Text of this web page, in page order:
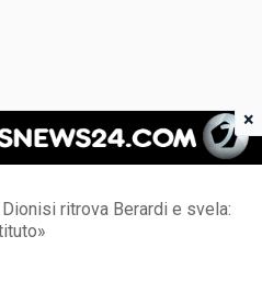
News 24
Dionisi ritrova Berardi e svela:
×